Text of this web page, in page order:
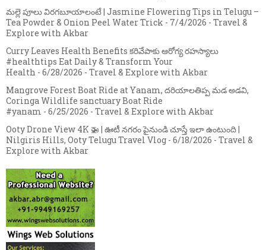
మల్లె పూలు విరగబూయాలంటే | Jasmine Flowering Tips in Telugu –
Tea Powder & Onion Peel Water Trick - 7/4/2026 - Travel &
Explore with Akbar
Curry Leaves Health Benefits కరివేపాకు ఆరోగ్య రహస్యాలు
#healthtips Eat Daily & Transform Your
Health - 6/28/2026 - Travel & Explore with Akbar
Mangrove Forest Boat Ride at Yanam, దరియాలతిప్ప మడ అడవి,
Coringa Wildlife sanctuary Boat Ride
#yanam - 6/25/2026 - Travel & Explore with Akbar
Ooty Drone View 4K 🚁 | ఊటీ నగరం పైనుండి చూస్తే ఇలా ఉంటుంది |
Nilgiris Hills, Ooty Telugu Travel Vlog - 6/18/2026 - Travel &
Explore with Akbar